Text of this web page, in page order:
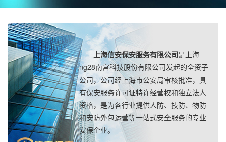
上海信安保安服务有限公司是上海
ng28南宫科技股份有限公司发起的全资子
公司，公司经上海市公安局审核批准，具
有保安服务许可证特许经营权和独立法人
资格，是为各行业提供人防、技防、物防
和安防外包运营等一站式安全服务的专业
安保企业。